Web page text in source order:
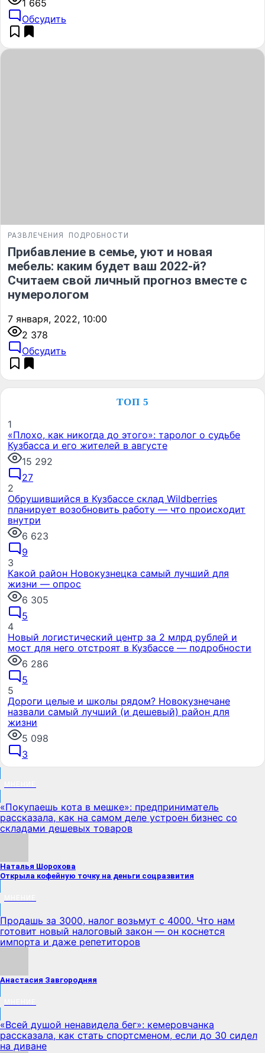
1 665
Обсудить
РАЗВЛЕЧЕНИЯ ПОДРОБНОСТИ
Прибавление в семье, уют и новая
мебель: каким будет ваш 2022-й?
Считаем свой личный прогноз вместе с
нумерологом
7 января, 2022, 10:00
2 378
Обсудить
ТОП 5
1
«Плохо, как никогда до этого»: таролог о судьбе
Кузбасса и его жителей в августе
15 292
27
2
Обрушившийся в Кузбассе склад Wildberries
планирует возобновить работу — что происходит
внутри
6 623
9
3
Какой район Новокузнецка самый лучший для
жизни — опрос
6 305
5
4
Новый логистический центр за 2 млрд рублей и
мост для него отстроят в Кузбассе — подробности
6 286
5
5
Дороги целые и школы рядом? Новокузнечане
назвали самый лучший (и дешевый) район для
жизни
5 098
3
«Покупаешь кота в мешке»: предприниматель
рассказала, как на самом деле устроен бизнес со
складами дешевых товаров
Наталья Шорохова
Открыла кофейную точку на деньги соцразвития
Продашь за 3000, налог возьмут с 4000. Что нам
готовит новый налоговый закон — он коснется
импорта и даже репетиторов
Анастасия Завгородняя
«Всей душой ненавидела бег»: кемеровчанка
рассказала, как стать спортсменом, если до 30 сидел
на диване